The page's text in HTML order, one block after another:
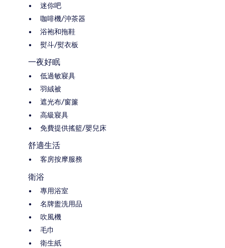
迷你吧
咖啡機/沖茶器
浴袍和拖鞋
熨斗/熨衣板
一夜好眠
低過敏寢具
羽絨被
遮光布/窗簾
高級寢具
免費提供搖籃/嬰兒床
舒適生活
客房按摩服務
衛浴
專用浴室
名牌盥洗用品
吹風機
毛巾
衛生紙